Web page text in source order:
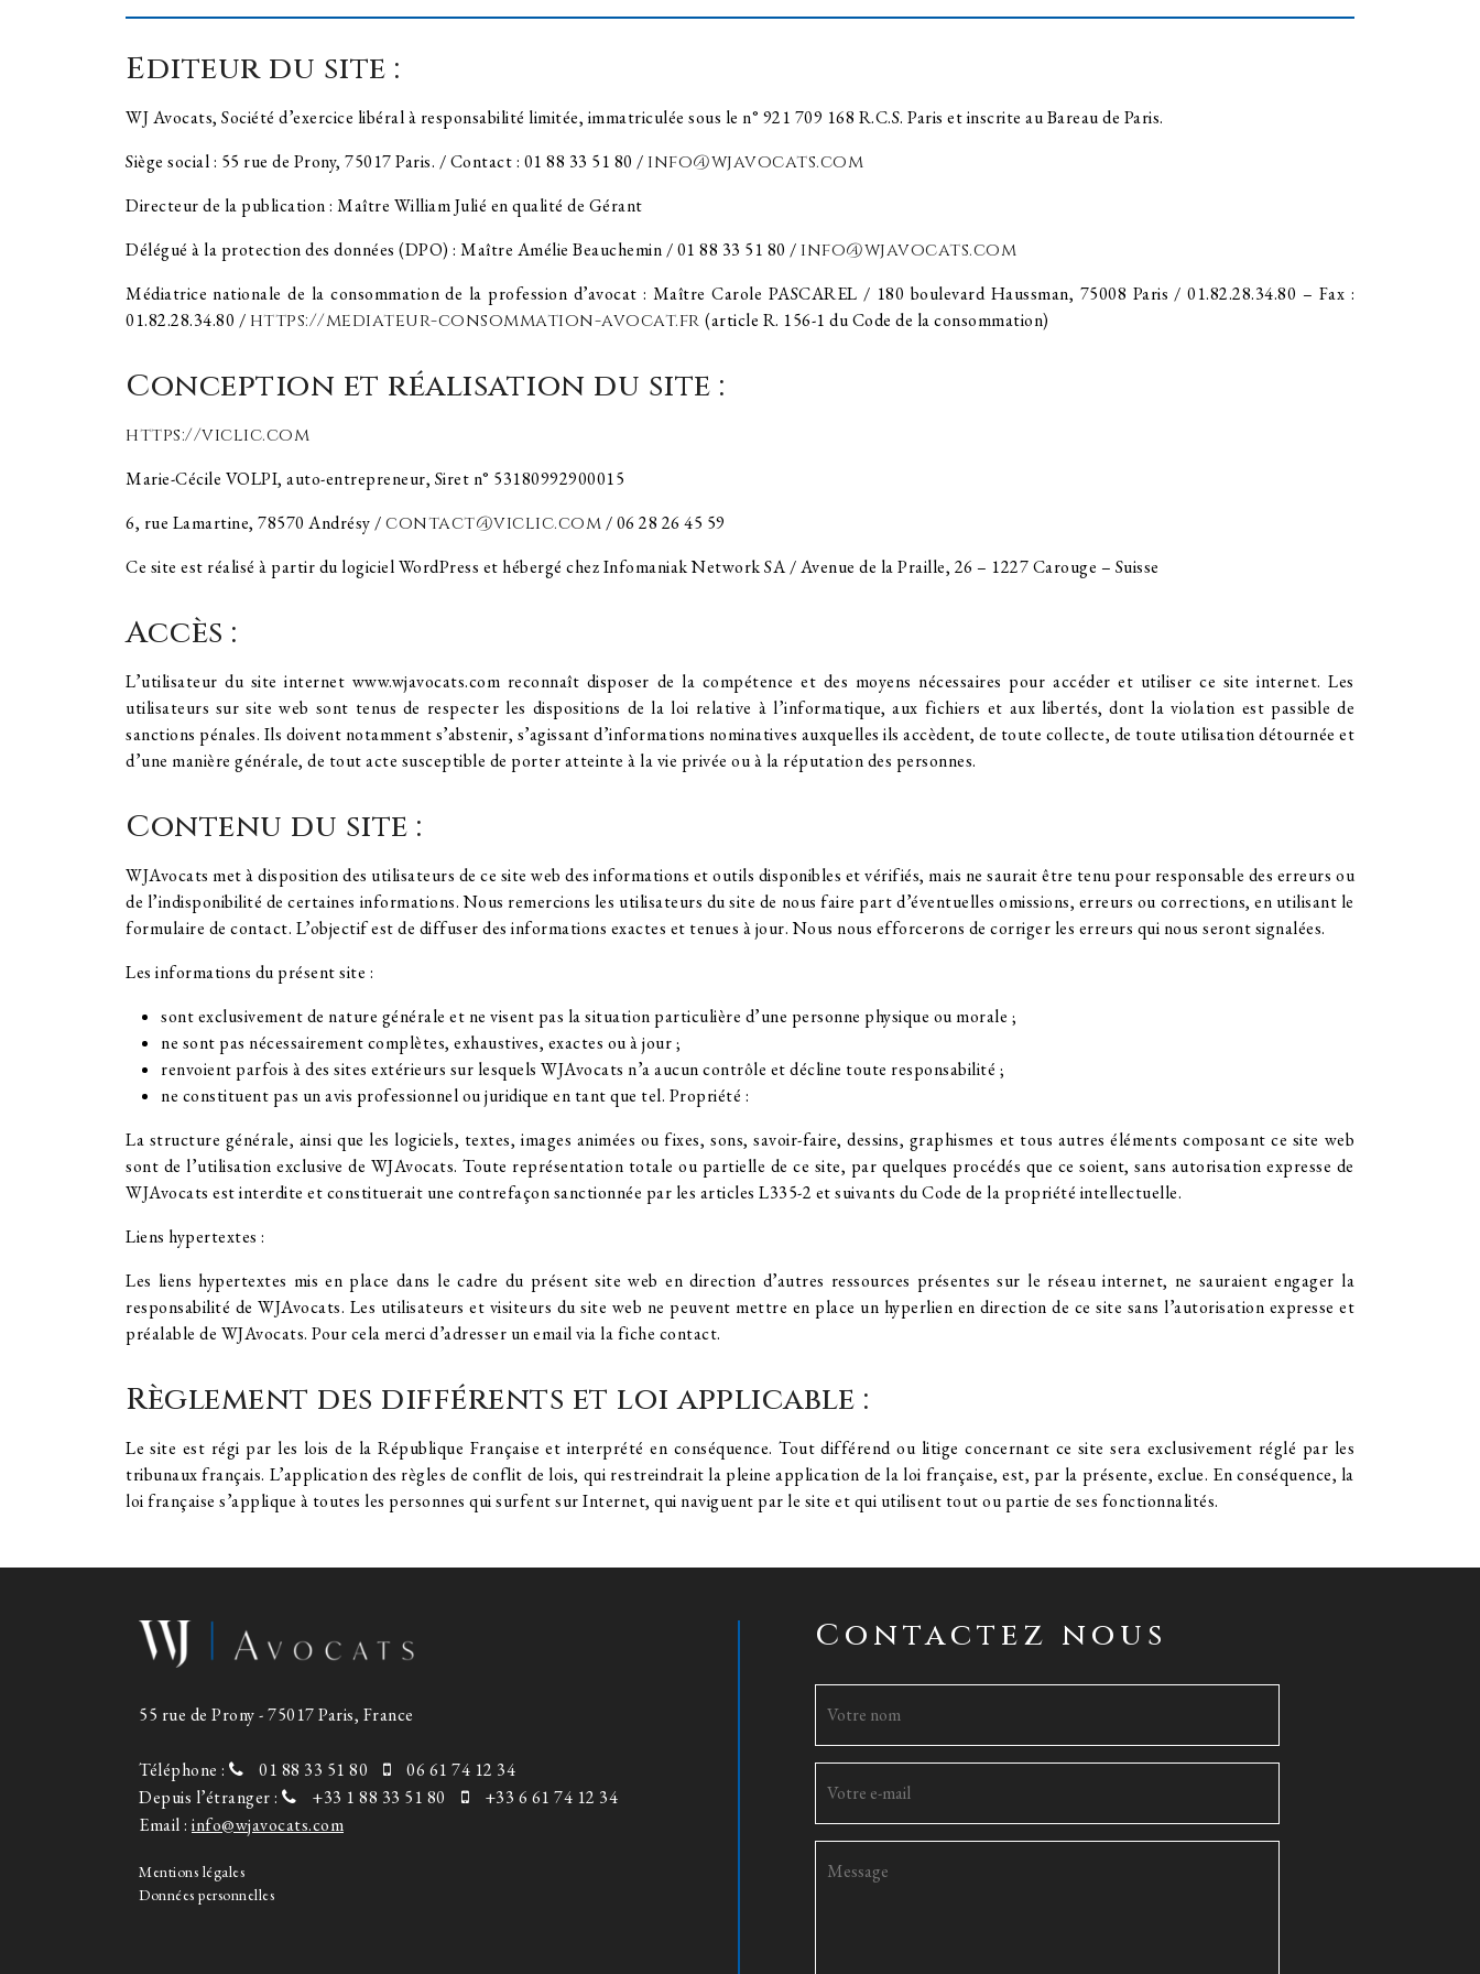
Editeur du site :
WJ Avocats, Société d’exercice libéral à responsabilité limitée, immatriculée sous le n° 921 709 168 R.C.S. Paris et inscrite au Bareau de Paris.
Siège social : 55 rue de Prony, 75017 Paris. / Contact : 01 88 33 51 80 / info@wjavocats.com
Directeur de la publication : Maître William Julié en qualité de Gérant
Délégué à la protection des données (DPO) : Maître Amélie Beauchemin / 01 88 33 51 80 / info@wjavocats.com
Médiatrice nationale de la consommation de la profession d’avocat : Maître Carole PASCAREL / 180 boulevard Haussman, 75008 Paris / 01.82.28.34.80 – Fax :
01.82.28.34.80 / https://mediateur-consommation-avocat.fr (article R. 156-1 du Code de la consommation)
Conception et réalisation du site :
https://viclic.com
Marie-Cécile VOLPI, auto-entrepreneur, Siret n° 53180992900015
6, rue Lamartine, 78570 Andrésy /contact@viclic.com / 06 28 26 45 59
Ce site est réalisé à partir du logiciel WordPress et hébergé chez Infomaniak Network SA / Avenue de la Praille, 26 – 1227 Carouge – Suisse
Accès :
L’utilisateur du site internet www.wjavocats.com reconnaît disposer de la compétence et des moyens nécessaires pour accéder et utiliser ce site internet. Les
utilisateurs sur site web sont tenus de respecter les dispositions de la loi relative à l’informatique, aux fichiers et aux libertés, dont la violation est passible de
sanctions pénales. Ils doivent notamment s’abstenir, s’agissant d’informations nominatives auxquelles ils accèdent, de toute collecte, de toute utilisation détournée et
d’une manière générale, de tout acte susceptible de porter atteinte à la vie privée ou à la réputation des personnes.
Contenu du site :
WJAvocats met à disposition des utilisateurs de ce site web des informations et outils disponibles et vérifiés, mais ne saurait être tenu pour responsable des erreurs ou
de l’indisponibilité de certaines informations. Nous remercions les utilisateurs du site de nous faire part d’éventuelles omissions, erreurs ou corrections, en utilisant le
formulaire de contact. L’objectif est de diffuser des informations exactes et tenues à jour. Nous nous efforcerons de corriger les erreurs qui nous seront signalées.
Les informations du présent site :
sont exclusivement de nature générale et ne visent pas la situation particulière d’une personne physique ou morale ;
ne sont pas nécessairement complètes, exhaustives, exactes ou à jour ;
renvoient parfois à des sites extérieurs sur lesquels WJAvocats n’a aucun contrôle et décline toute responsabilité ;
ne constituent pas un avis professionnel ou juridique en tant que tel. Propriété :
La structure générale, ainsi que les logiciels, textes, images animées ou fixes, sons, savoir-faire, dessins, graphismes et tous autres éléments composant ce site web
sont de l’utilisation exclusive de WJAvocats. Toute représentation totale ou partielle de ce site, par quelques procédés que ce soient, sans autorisation expresse de
WJAvocats est interdite et constituerait une contrefaçon sanctionnée par les articles L335-2 et suivants du Code de la propriété intellectuelle.
Liens hypertextes :
Les liens hypertextes mis en place dans le cadre du présent site web en direction d’autres ressources présentes sur le réseau internet, ne sauraient engager la
responsabilité de WJAvocats. Les utilisateurs et visiteurs du site web ne peuvent mettre en place un hyperlien en direction de ce site sans l’autorisation expresse et
préalable de WJAvocats. Pour cela merci d’adresser un email via la fiche contact.
Règlement des différents et loi applicable :
Le site est régi par les lois de la République Française et interprété en conséquence. Tout différend ou litige concernant ce site sera exclusivement réglé par les
tribunaux français. L’application des règles de conflit de lois, qui restreindrait la pleine application de la loi française, est, par la présente, exclue. En conséquence, la
loi française s’applique à toutes les personnes qui surfent sur Internet, qui naviguent par le site et qui utilisent tout ou partie de ses fonctionnalités.
55 rue de Prony - 75017 Paris, France
Téléphone : 01 88 33 51 80
06 61 74 12 34
Depuis l’étranger :
+33 1 88 33 51 80
+33 6 61 74 12 34
Email : info@wjavocats.com
Mentions légales
Données personnelles
Contactez nous